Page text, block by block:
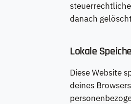
danach
Lokale
Diese Website
deines